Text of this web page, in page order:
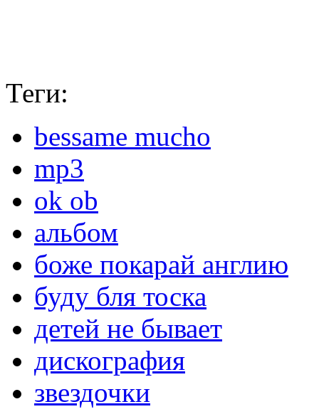
Теги:
bessame mucho
mp3
ok ob
альбом
боже покарай англию
буду бля тоска
детей не бывает
дискография
звездочки